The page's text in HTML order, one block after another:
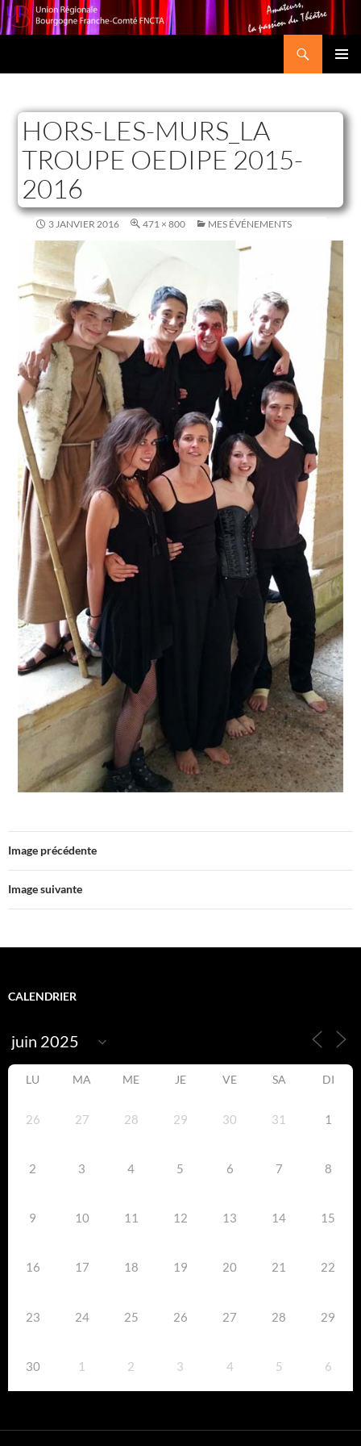
Union Régionale Bourgogne Franche-Comté FNCTA
HORS-LES-MURS_LA
TROUPE OEDIPE 2015-
2016
3 JANVIER 2016 471 × 800 MES ÉVÉNEMENTS
Image précédente
Image suivante
CALENDRIER
LU MA ME JE VE SA DI
26 27 28 29 30 31 1
2 3 4 5 6 7 8
9 10 11 12 13 14 15
16 17 18 19 20 21 22
23 24 25 26 27 28 29
30 1 2 3 4 5 6